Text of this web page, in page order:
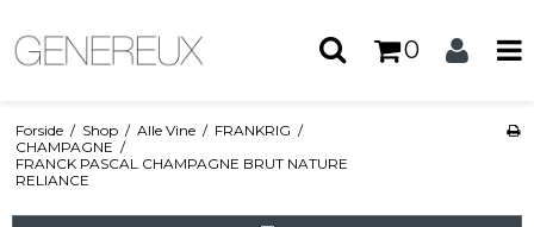
0
Forside / Shop / Alle Vine / FRANKRIG /
CHAMPAGNE /
FRANCK PASCAL CHAMPAGNE BRUT NATURE
RELIANCE